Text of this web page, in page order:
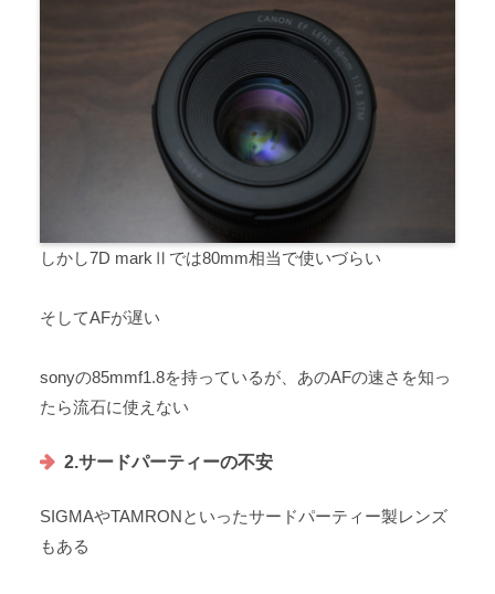
しかし7D markⅡでは80mm相当で使いづらい
そしてAFが遅い
sonyの85mmf1.8を持っているが、あのAFの速さを知っ
たら流石に使えない
2.サードパーティーの不安
SIGMAやTAMRONといったサードパーティー製レンズ
もある